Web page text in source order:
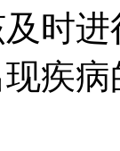
时
疾